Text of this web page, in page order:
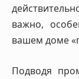
важно,
вашем доме
Подводя